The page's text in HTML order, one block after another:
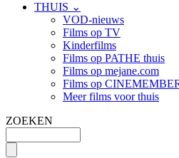
THUIS ⌄
VOD-nieuws
Films op TV
Kinderfilms
Films op PATHE thuis
Films op mejane.com
Films op
Meer films voor thuis
ZOEKEN